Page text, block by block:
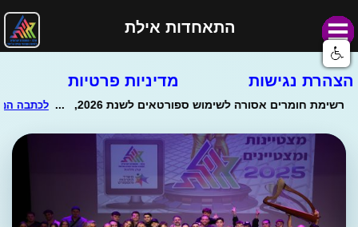
התאחדות אילת
הצהרת נגישות מדיניות פרטיות